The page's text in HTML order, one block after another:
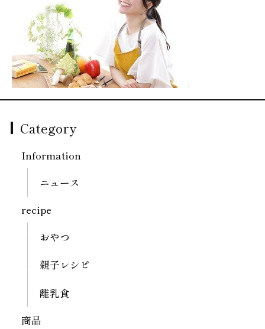
Category
Information
ニュース
recipe
おやつ
親子レシピ
離乳食
商品